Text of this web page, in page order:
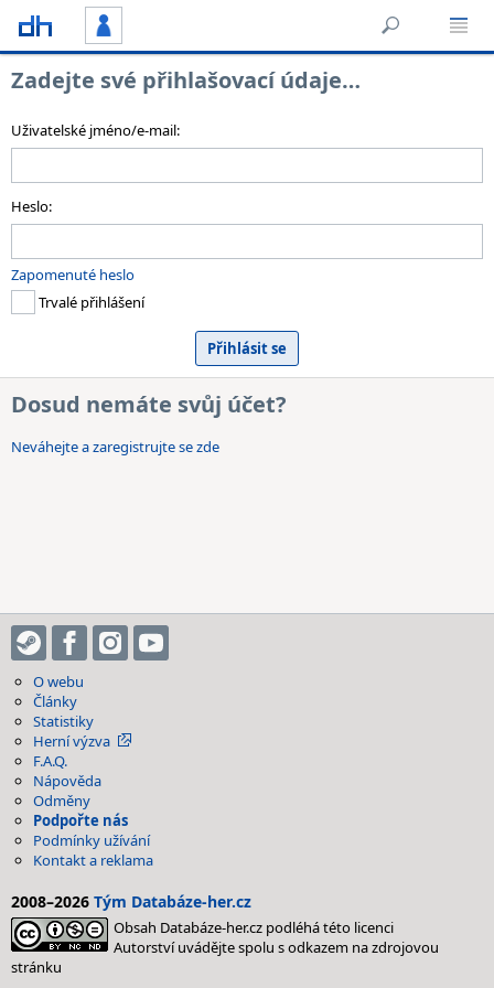
Zadejte své přihlašovací údaje…
Uživatelské jméno/e-mail:
Heslo:
Zapomenuté heslo
Trvalé přihlášení
Dosud nemáte svůj účet?
Neváhejte a zaregistrujte se zde
O webu
Články
Statistiky
Herní výzva
F.A.Q.
Nápověda
Odměny
Podpořte nás
Podmínky užívání
Kontakt a reklama
2008–2026 Tým Databáze-her.cz
Obsah Databáze-her.cz podléhá této licenci
Autorství uvádějte spolu s odkazem na zdrojovou
stránku